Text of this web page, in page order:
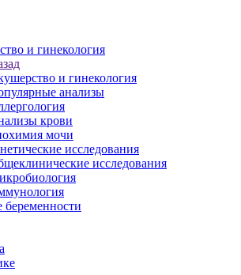
и гинекология
и гинекология
анализы
крови
мочи
исследования
исследования
беременности